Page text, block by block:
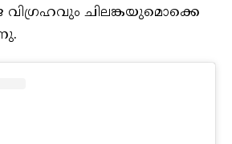
വിഗ്രഹവും ചിലങ്കയുമൊക്കെ